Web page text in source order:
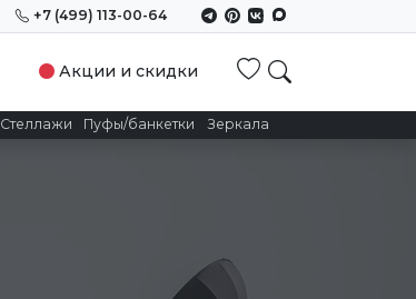
+7 (499) 113-00-64
Акции и скидки Избранное
Стеллажи Пуфы/банкетки Зеркала